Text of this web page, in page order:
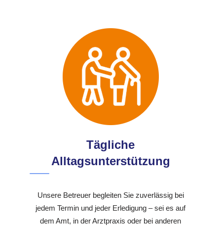
Tägliche
Alltagsunterstützung
Unsere Betreuer begleiten Sie zuverlässig bei
jedem Termin und jeder Erledigung – sei es auf
dem Amt, in der Arztpraxis oder bei anderen